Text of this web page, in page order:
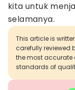
kita untuk
selamanya.
This article is
carefully reviewed
the most accurate
standards of